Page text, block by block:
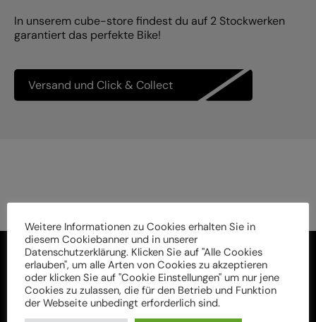
In unserem cube-store findest du auf 2 Stockwerken
garantiert das perfekte Bike!
Versand und Click & Collect
Weitere Informationen zu Cookies erhalten Sie in
diesem Cookiebanner und in unserer
Datenschutzerklärung. Klicken Sie auf "Alle Cookies
erlauben", um alle Arten von Cookies zu akzeptieren
oder klicken Sie auf "Cookie Einstellungen" um nur jene
Cookies zu zulassen, die für den Betrieb und Funktion
der Webseite unbedingt erforderlich sind.